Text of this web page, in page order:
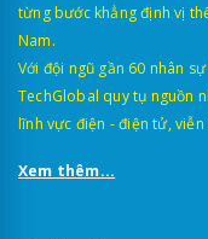
từng bước khẳng định vị
Nam.
Với đội ngũ gần 60 nhân
TechGlobal quy tụ nguồn
lĩnh vực điện - điện tử,
Xem thêm...